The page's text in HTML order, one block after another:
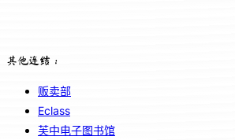
其他连结：
贩卖部
Eclass
芙中电子图书馆